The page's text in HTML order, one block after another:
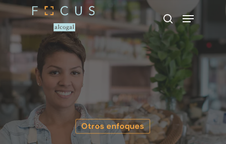
Presione enter para buscar o ESC
para cerrar
Otros enfoques